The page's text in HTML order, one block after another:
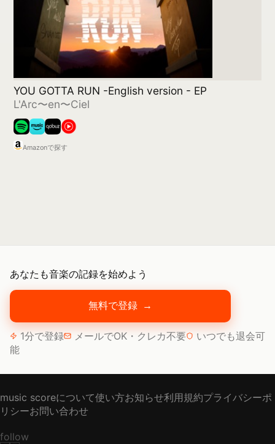
あなたも音楽の記録を始めよう
無料で登録 →
1分で登録 メールでOK・クレカ不要
いつでも退会可
能
music scoreについて使い方お知らせ利用規約プライバシーポ
リシーお問い合わせ
follow